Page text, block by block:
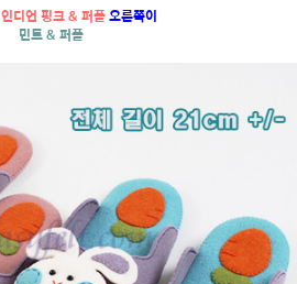
인디언 핑크 & 퍼플오른쪽이
민트 & 퍼플